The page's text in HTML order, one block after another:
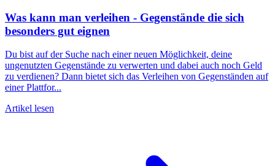
Was kann man verleihen - Gegenstände die sich
besonders gut eignen
Du bist auf der Suche nach einer neuen Möglichkeit, deine
ungenutzten Gegenstände zu verwerten und dabei auch noch Geld
zu verdienen? Dann bietet sich das Verleihen von Gegenständen auf
einer Plattfor...
Artikel lesen